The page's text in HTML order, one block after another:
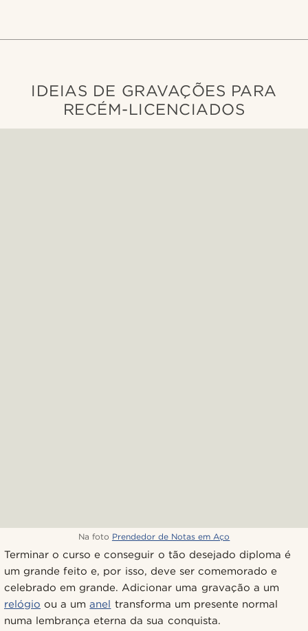
IDEIAS DE GRAVAÇÕES PARA
RECÉM-LICENCIADOS
Na foto Prendedor de Notas em Aço
Terminar o curso e conseguir o tão desejado diploma é
um grande feito e, por isso, deve ser comemorado e
celebrado em grande. Adicionar uma gravação a um
relógio ou a umanel transforma um presente normal
numa lembrança eterna da sua conquista.